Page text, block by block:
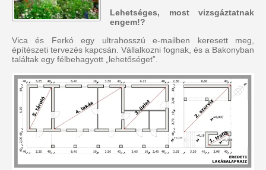
Lehetséges, most vizsgáztatnak
engem!?
Vica és Ferkó egy ultrahosszú e-mailben keresett meg,
építészeti tervezés kapcsán. Vállalkozni fognak, és a Bakonyban
találtak egy félbehagyott „lehetőséget”.